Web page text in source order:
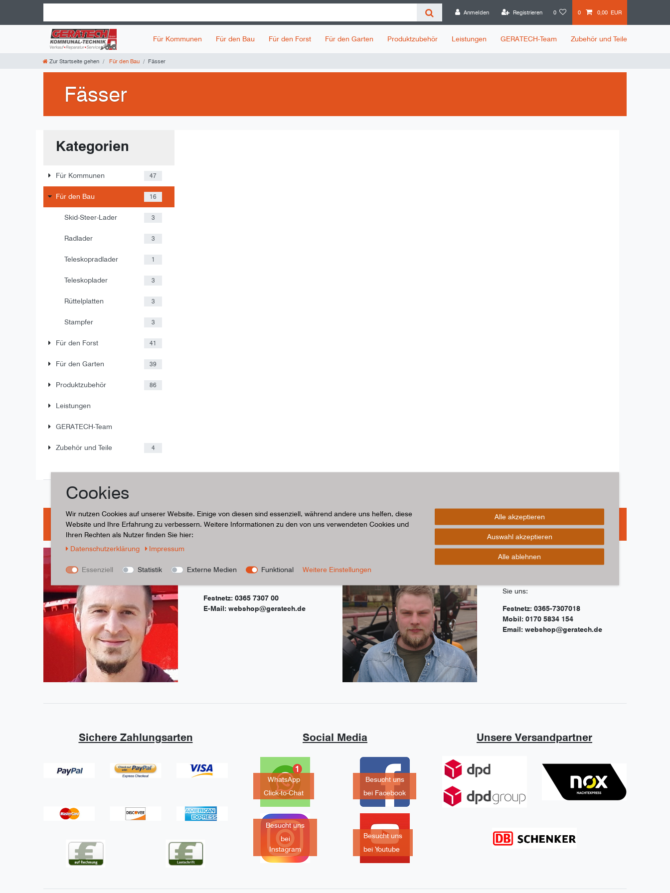
Anmelden Registrieren 0 0 0,00 EUR
Für Kommunen Für den Bau Für den Forst Für den Garten Produktzubehör Leistungen GERATECH-Team Zubehör und Teile
Zur Startseite gehen Für den Bau Fässer
Fässer
Kategorien
Für Kommunen 47
Für den Bau 16
Skid-Steer-Lader 3
Radlader 3
Teleskopradlader 1
Teleskoplader 3
Rüttelplatten 3
Stampfer 3
Für den Forst 41
Für den Garten 39
Produktzubehör 86
Leistungen
GERATECH-Team
Zubehör und Teile 4
Haben Sie Fragen? So erreichen Sie uns:
Maschinen? Unser Verkaufsleiter
Festnetz: 0365 7307 00
E-Mail: webshop@geratech.de
Haben Sie Fragen zu unseren
Sie uns:
Festnetz: 0365-7307018
Mobil: 0170 5834 154
Email: webshop@geratech.de
Sichere Zahlungsarten Social Media
WhatsApp
Click-to-Chat
Besucht uns
bei Facebook
Besucht uns
bei
Instagram
Besucht uns
bei Youtube
Unsere Versandpartner
Cookies
Wir nutzen Cookies auf unserer Website. Einige von diesen sind essenziell, während andere uns helfen, diese
Website und Ihre Erfahrung zu verbessern. Weitere Informationen zu den von uns verwendeten Cookies und
Ihren Rechten als Nutzer finden Sie hier:
Daten­schutz­erklärung
Impressum
Essenziell Statistik Externe Medien Funktional Weitere Einstellungen
Alle akzeptieren
Auswahl akzeptieren
Alle ablehnen